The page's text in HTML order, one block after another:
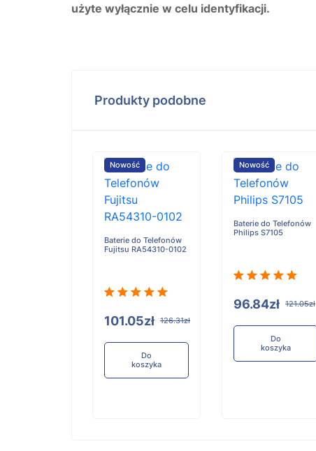
użyte wyłącznie w celu identyfikacji.
Produkty podobne
Nowość
Baterie do Telefonów
Fujitsu RA54310-0102
101.05zł 126.31zł
Do
koszyka
Nowość
Baterie do Telefonów
Philips S7105
96.84zł 121.05zł
Do
koszyka